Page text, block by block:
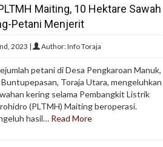
Maiting, 10 Hektare Sawah
Petani Menjerit
2023 | Author: Info Toraja
petani di Desa Pengkaroan Manuk,
Toraja Utara, mengeluhkan
kering selama Pembangkit Listrik
(PLTMH) Maiting beroperasi.
hasil… Read More